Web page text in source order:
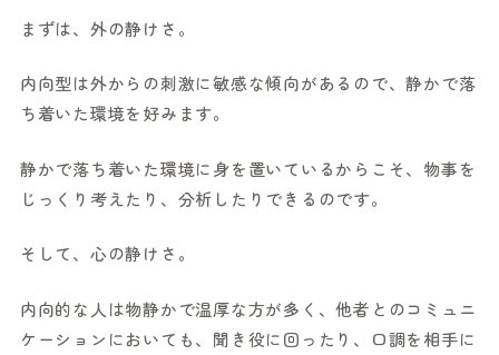
まずは、外の静けさ。
内向型は外からの刺激に敏感な傾向があるので、静かで落
ち着いた環境を好みます。
静かで落ち着いた環境に身を置いているからこそ、物事を
じっくり考えたり、分析したりできるのです。
そして、心の静けさ。
内向的な人は物静かで温厚な方が多く、他者とのコミュニ
ケーションにおいても、聞き役に回ったり、口調を相手に